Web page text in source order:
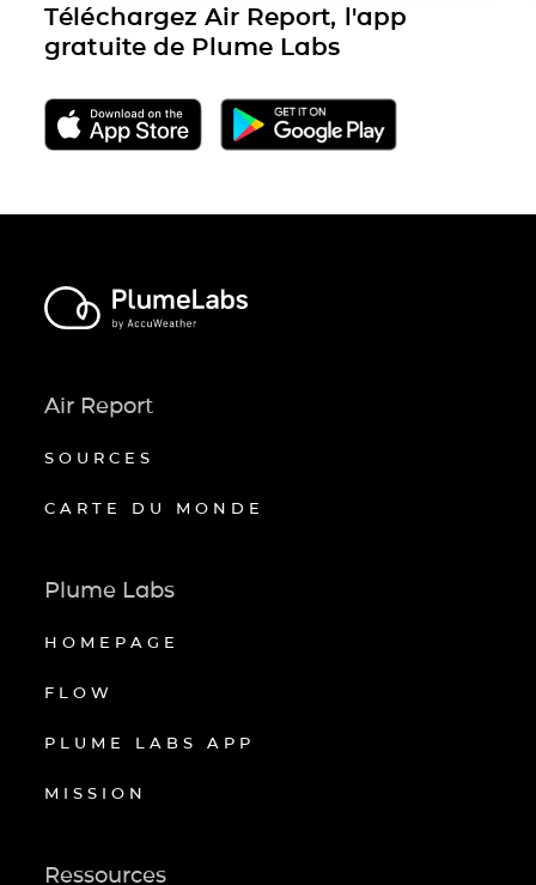
Téléchargez Air Report, l'app
gratuite de Plume Labs
Air Report
SOURCES
CARTE DU MONDE
Plume Labs
HOMEPAGE
FLOW
PLUME LABS APP
MISSION
Ressources